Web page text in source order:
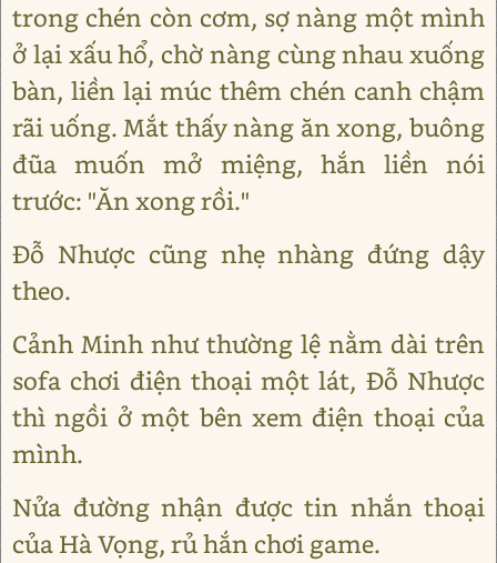
trong chén còn cơm, sợ nàng một mình
ở lại xấu hổ, chờ nàng cùng nhau xuống
bàn, liền lại múc thêm chén canh chậm
rãi uống. Mắt thấy nàng ăn xong, buông
đũa muốn mở miệng, hắn liền nói
trước: "Ăn xong rồi."
Đỗ Nhược cũng nhẹ nhàng đứng dậy
theo.
Cảnh Minh như thường lệ nằm dài trên
sofa chơi điện thoại một lát, Đỗ Nhược
thì ngồi ở một bên xem điện thoại của
mình.
Nửa đường nhận được tin nhắn thoại
của Hà Vọng, rủ hắn chơi game.